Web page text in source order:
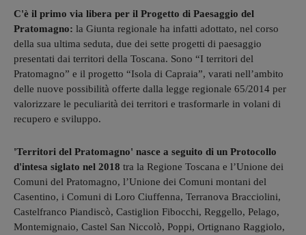
C'è il primo via libera per il Progetto di Paesaggio del
Pratomagno: la Giunta regionale ha infatti adottato, nel corso
della sua ultima seduta, due dei sette progetti di paesaggio
presentati dai territori della Toscana. Sono “I territori del
Pratomagno” e il progetto “Isola di Capraia”, varati nell’ambito
delle nuove possibilità offerte dalla legge regionale 65/2014 per
valorizzare le peculiarità dei territori e trasformarle in volani di
recupero e sviluppo.
'Territori del Pratomagno' nasce a seguito di un Protocollo
d'intesa siglato nel 2018 tra la Regione Toscana e l’Unione dei
Comuni del Pratomagno, l’Unione dei Comuni montani del
Casentino, i Comuni di Loro Ciuffenna, Terranova Bracciolini,
Castelfranco Piandiscò, Castiglion Fibocchi, Reggello, Pelago,
Montemignaio, Castel San Niccolò, Poppi, Ortignano Raggiolo,